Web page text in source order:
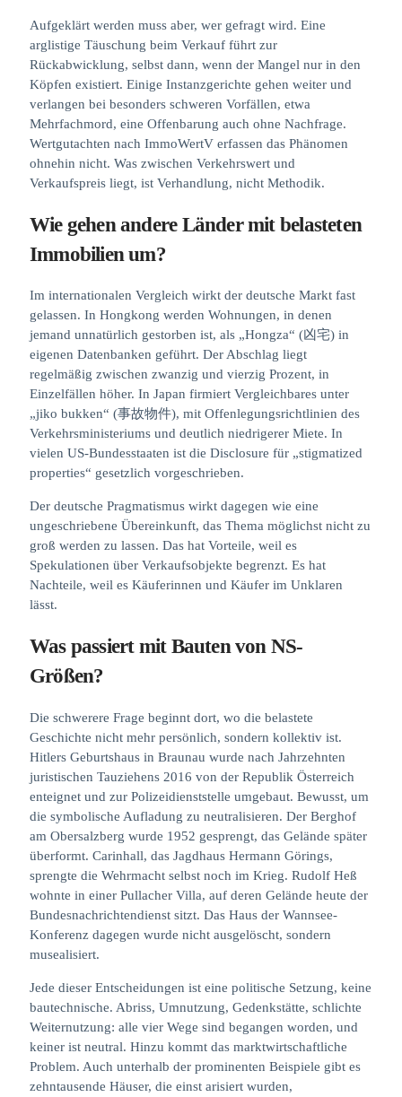
Aufgeklärt werden muss aber, wer gefragt wird. Eine
arglistige Täuschung beim Verkauf führt zur
Rückabwicklung, selbst dann, wenn der Mangel nur in den
Köpfen existiert. Einige Instanzgerichte gehen weiter und
verlangen bei besonders schweren Vorfällen, etwa
Mehrfachmord, eine Offenbarung auch ohne Nachfrage.
Wertgutachten nach ImmoWertV erfassen das Phänomen
ohnehin nicht. Was zwischen Verkehrswert und
Verkaufspreis liegt, ist Verhandlung, nicht Methodik.
Wie gehen andere Länder mit belasteten
Immobilien um?
Im internationalen Vergleich wirkt der deutsche Markt fast
gelassen. In Hongkong werden Wohnungen, in denen
jemand unnatürlich gestorben ist, als „Hongza“ (凶宅) in
eigenen Datenbanken geführt. Der Abschlag liegt
regelmäßig zwischen zwanzig und vierzig Prozent, in
Einzelfällen höher. In Japan firmiert Vergleichbares unter
„jiko bukken“ (事故物件), mit Offenlegungsrichtlinien des
Verkehrsministeriums und deutlich niedrigerer Miete. In
vielen US-Bundesstaaten ist die Disclosure für „stigmatized
properties“ gesetzlich vorgeschrieben.
Der deutsche Pragmatismus wirkt dagegen wie eine
ungeschriebene Übereinkunft, das Thema möglichst nicht zu
groß werden zu lassen. Das hat Vorteile, weil es
Spekulationen über Verkaufsobjekte begrenzt. Es hat
Nachteile, weil es Käuferinnen und Käufer im Unklaren
lässt.
Was passiert mit Bauten von NS-
Größen?
Die schwerere Frage beginnt dort, wo die belastete
Geschichte nicht mehr persönlich, sondern kollektiv ist.
Hitlers Geburtshaus in Braunau wurde nach Jahrzehnten
juristischen Tauziehens 2016 von der Republik Österreich
enteignet und zur Polizeidienststelle umgebaut. Bewusst, um
die symbolische Aufladung zu neutralisieren. Der Berghof
am Obersalzberg wurde 1952 gesprengt, das Gelände später
überformt. Carinhall, das Jagdhaus Hermann Görings,
sprengte die Wehrmacht selbst noch im Krieg. Rudolf Heß
wohnte in einer Pullacher Villa, auf deren Gelände heute der
Bundesnachrichtendienst sitzt. Das Haus der Wannsee-
Konferenz dagegen wurde nicht ausgelöscht, sondern
musealisiert.
Jede dieser Entscheidungen ist eine politische Setzung, keine
bautechnische. Abriss, Umnutzung, Gedenkstätte, schlichte
Weiternutzung: alle vier Wege sind begangen worden, und
keiner ist neutral. Hinzu kommt das marktwirtschaftliche
Problem. Auch unterhalb der prominenten Beispiele gibt es
zehntausende Häuser, die einst arisiert wurden,